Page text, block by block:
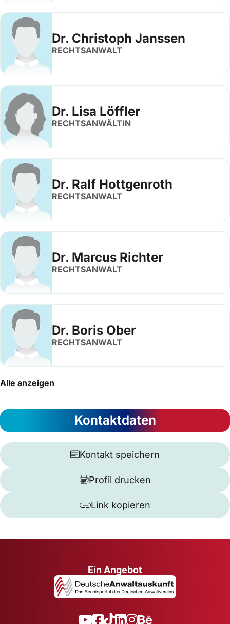
Dr. Christoph Janssen
RECHTSANWALT
Dr. Lisa Löffler
RECHTSANWÄLTIN
Dr. Ralf Hottgenroth
RECHTSANWALT
Dr. Marcus Richter
RECHTSANWALT
Dr. Boris Ober
RECHTSANWALT
Alle anzeigen
Kontaktdaten
Kontakt speichern
Profil drucken
Link kopieren
Ein Angebot